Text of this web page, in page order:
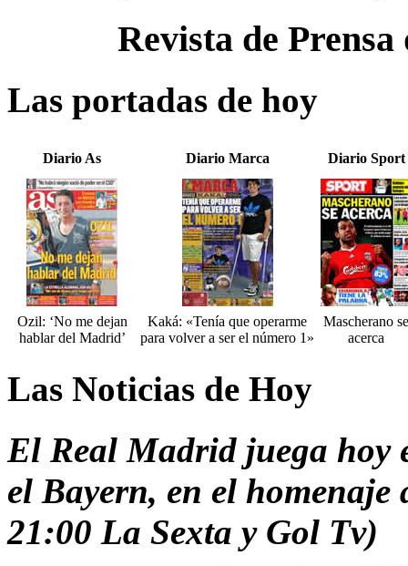
Revista de
Las portadas de hoy
Diario As Diario Marca Diario Sport
Ozil: ‘No me dejan
hablar del Madrid’
Kaká: «Tenía que operarme
para volver a ser el número 1»
Mascherano se
acerca
Las Noticias de Hoy
El Real Madrid juega hoy
el Bayern, en el
21:00 La Sexta y Gol Tv)